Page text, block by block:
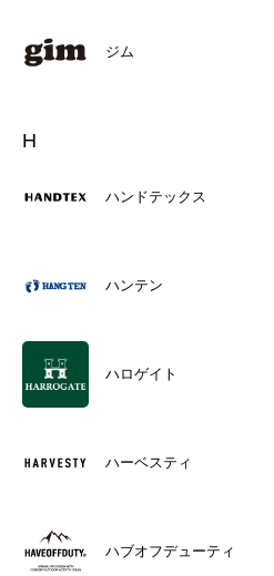
ジム
H
ハンドテックス
ハンテン
ハロゲイト
ハーベスティ
ハブオフデューティ